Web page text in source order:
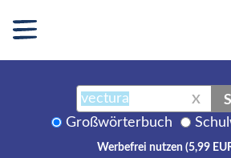
X
Großwörterbuch
Werbefrei nutzen (5,99